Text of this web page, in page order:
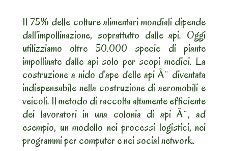
Il 75% delle colture alimentari mondiali dipende
dall’impollinazione, soprattutto dalle api. Oggi
utilizziamo oltre 50.000 specie di piante
impollinate dalle api solo per scopi medici. La
costruzione a nido d’ape delle api Ã¨ diventata
indispensabile nella costruzione di aeromobili e
veicoli. Il metodo di raccolta altamente efficiente
dei lavoratori in una colonia di api Ã¨, ad
esempio, un modello nei processi logistici, nei
programmi per computer e nei social network.